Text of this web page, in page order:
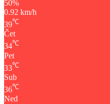
50%
0.92 km/h
39℃
Čet
34℃
Pet
33℃
Sub
36℃
Ned